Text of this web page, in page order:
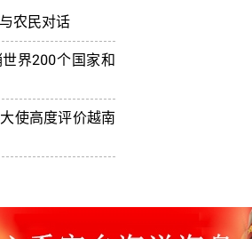
在河静省同董禄丁
址敬献花圈
午，越共中央总书记苏林与中央工作代表
敬香和花圈；为陈富总书记、何辉集总
香和献花。
农民对话
界200个国家和
使高度评价越南
13个党机关单位